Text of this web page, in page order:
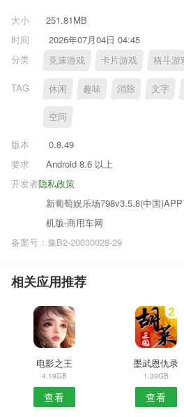
大小
251.81MB
时间
2026年07月04日 04:45
分类
竞速游戏 卡片游戏 格斗游
TAG 休闲 趣味 消除 文字
空间
版本
0.8.49
要求
Android 8.6 以上
隐私政策
开发者
新葡萄娱乐场798v3.5.8(中国
机版-商用车网
备案号：豫B2-20030028-29
相关应用推荐
电影之王
4.19GB
查看
墨武恩仇录
1.39GB
查看